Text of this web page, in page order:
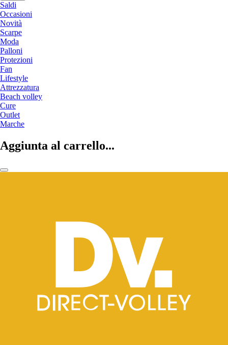
Saldi
Occasioni
Novità
Scarpe
Moda
Palloni
Protezioni
Fan
Lifestyle
Attrezzatura
Beach volley
Cure
Outlet
Marche
Aggiunta al carrello...